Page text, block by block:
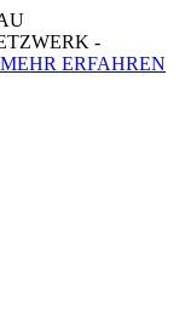
-
MEHR ERFAHREN